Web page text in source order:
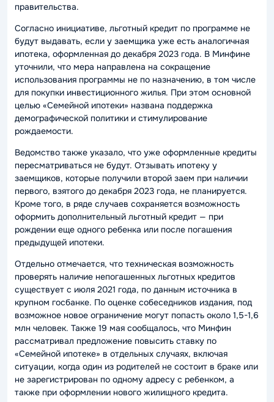
правительства.
Согласно инициативе, льготный кредит по программе не
будут выдавать, если у заемщика уже есть аналогичная
ипотека, оформленная до декабря 2023 года. В Минфине
уточнили, что мера направлена на сокращение
использования программы не по назначению, в том числе
для покупки инвестиционного жилья. При этом основной
целью «Семейной ипотеки» названа поддержка
демографической политики и стимулирование
рождаемости.
Ведомство также указало, что уже оформленные кредиты
пересматриваться не будут. Отзывать ипотеку у
заемщиков, которые получили второй заем при наличии
первого, взятого до декабря 2023 года, не планируется.
Кроме того, в ряде случаев сохраняется возможность
оформить дополнительный льготный кредит — при
рождении еще одного ребенка или после погашения
предыдущей ипотеки.
Отдельно отмечается, что техническая возможность
проверять наличие непогашенных льготных кредитов
существует с июля 2021 года, по данным источника в
крупном госбанке. По оценке собеседников издания, под
возможное новое ограничение могут попасть около 1,5-1,6
млн человек. Также 19 мая сообщалось, что Минфин
рассматривал предложение повысить ставку по
«Семейной ипотеке» в отдельных случаях, включая
ситуации, когда один из родителей не состоит в браке или
не зарегистрирован по одному адресу с ребенком, а
также при оформлении нового жилищного кредита.